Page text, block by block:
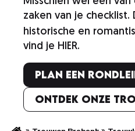
zaken van je checklist.
historische en
vind je HIER.
Plan een
Ontdek onze